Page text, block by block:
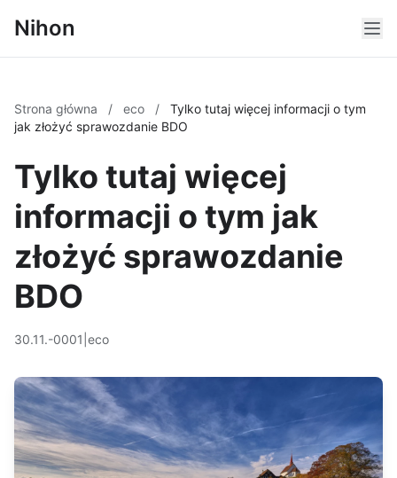
Nihon
Strona główna / eco /
Tylko tutaj więcej informacji o tym
jak złożyć sprawozdanie BDO
Tylko tutaj więcej
informacji o tym jak
złożyć sprawozdanie
BDO
30.11.-0001 eco